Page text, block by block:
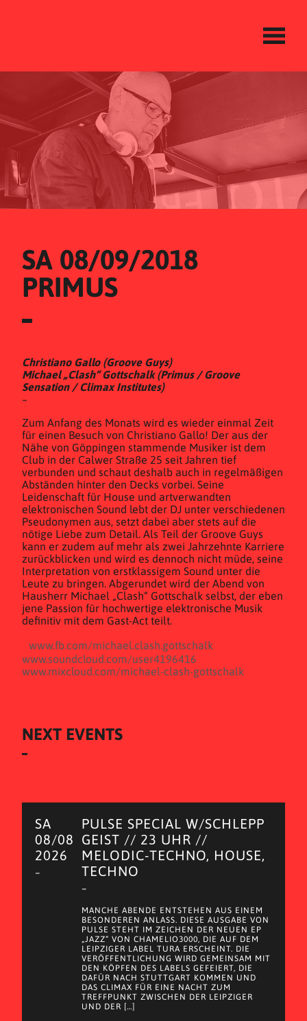
SA 08/09/2018
PRIMUS
Christiano Gallo (Groove Guys)
Michael „Clash“ Gottschalk (Primus / Groove
Sensation / Climax Institutes)
–
Zum Anfang des Monats wird es wieder einmal Zeit
für einen Besuch von Christiano Gallo! Der aus der
Nähe von Göppingen stammende Musiker ist dem
Club in der Calwer Straße 25 seit Jahren tief
verbunden und schaut deshalb auch in regelmäßigen
Abständen hinter den Decks vorbei. Seine
Leidenschaft für House und artverwandten
elektronischen Sound lebt der DJ unter verschiedenen
Pseudonymen aus, setzt dabei aber stets auf die
nötige Liebe zum Detail. Als Teil der Groove Guys
kann er zudem auf mehr als zwei Jahrzehnte Karriere
zurückblicken und wird es dennoch nicht müde, seine
Interpretation von erstklassigem Sound unter die
Leute zu bringen. Abgerundet wird der Abend von
Hausherr Michael „Clash“ Gottschalk selbst, der eben
jene Passion für hochwertige elektronische Musik
definitiv mit dem Gast-Act teilt.
www.fb.com/michael.clash.gottschalk
www.soundcloud.com/user4196416
www.mixcloud.com/michael-clash-gottschalk
NEXT EVENTS
SA
08/08
2026
–
PULSE SPECIAL W/SCHLEPP
GEIST // 23 UHR //
MELODIC-TECHNO, HOUSE,
TECHNO
–
MANCHE ABENDE ENTSTEHEN AUS EINEM
BESONDEREN ANLASS. DIESE AUSGABE VON
PULSE STEHT IM ZEICHEN DER NEUEN EP
„JAZZ“ VON CHAMELIO3000, DIE AUF DEM
LEIPZIGER LABEL TURA ERSCHEINT. DIE
VERÖFFENTLICHUNG WIRD GEMEINSAM MIT
DEN KÖPFEN DES LABELS GEFEIERT, DIE
DAFÜR NACH STUTTGART KOMMEN UND
DAS CLIMAX FÜR EINE NACHT ZUM
TREFFPUNKT ZWISCHEN DER LEIPZIGER
UND DER […]